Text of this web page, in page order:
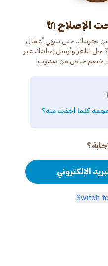
الإصلاح 🔌
تجربتك. حتى ننتهي أعمال
حل اللغز وأرسل إجابتك عبر
على خصم خاص من دبدوب!
كلما أخذت منه؟
الإلكتروني
Switch